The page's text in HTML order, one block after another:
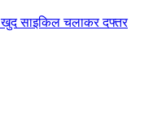
खुद साइकिल चलाकर दफ्तर